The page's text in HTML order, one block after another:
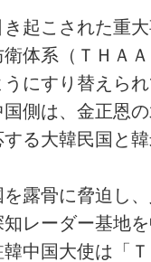
起こされた重
体系（ＴＨＡ
にすり替えら
側は、金正恩
る大韓民国と
露骨に脅迫し
レーダー基地
中国大使は「